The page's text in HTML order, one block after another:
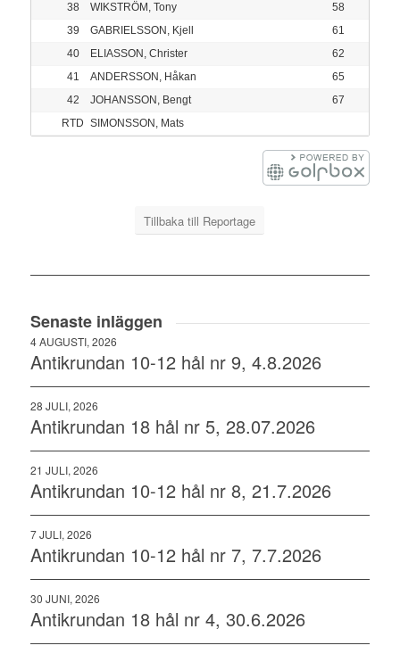
38
WIKSTRÖM, Tony
58
39
GABRIELSSON, Kjell
61
40
ELIASSON, Christer
62
41
ANDERSSON, Håkan
65
42
JOHANSSON, Bengt
67
RTD SIMONSSON, Mats
Tillbaka till Reportage
Senaste inläggen
4 AUGUSTI, 2026
Antikrundan 10-12 hål nr 9, 4.8.2026
28 JULI, 2026
Antikrundan 18 hål nr 5, 28.07.2026
21 JULI, 2026
Antikrundan 10-12 hål nr 8, 21.7.2026
7 JULI, 2026
Antikrundan 10-12 hål nr 7, 7.7.2026
30 JUNI, 2026
Antikrundan 18 hål nr 4, 30.6.2026